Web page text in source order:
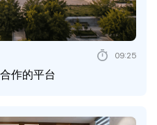
作的平台
09:25